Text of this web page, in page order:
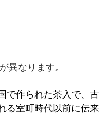
異なります。
で作られた茶入で、古
る室町時代以前に伝来